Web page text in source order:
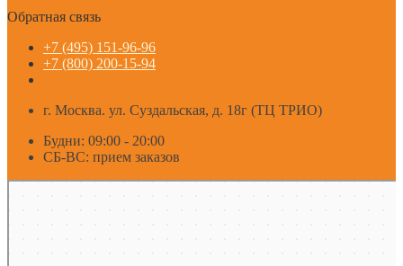
Обратная связь
+7 (495) 151-96-96
+7 (800) 200-15-94
г. Москва. ул. Суздальская, д. 18г (ТЦ ТРИО)
Будни: 09:00 - 20:00
СБ-ВС: прием заказов